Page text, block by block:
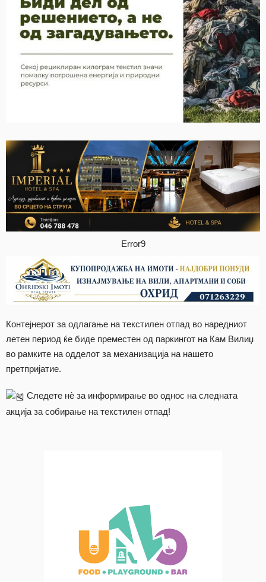
Error9
Контејнерот за одлагање на текстилен отпад во наредниот
летен период ќе биде преместен од паркингот на Кам Вилиџ
во рамките на одделот за механизација на нашето
претпријатие.
Следете нѐ за информирање во однос на следната
акција за собирање на текстилен отпад!